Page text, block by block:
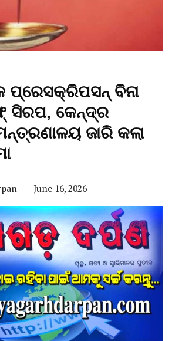
ପ୍ରେସକ୍ରିପସନ୍ ବିନା
ସିରପ, କେନ୍ଦ୍ର
ଜାରି କଲା
June 16, 2026